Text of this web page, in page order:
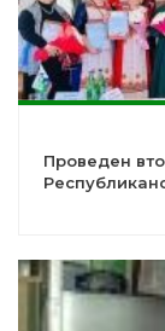
Проведен